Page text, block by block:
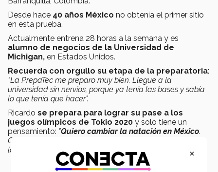
Desde hace 40 años México no obtenía el primer sitio
en esta prueba.
Actualmente entrena 28 horas a la semana y es
alumno de negocios de la Universidad de
Michigan, en Estados Unidos.
Recuerda con orgullo su etapa de la preparatoria:
"La PrepaTec me preparo muy bien. Llegue a la
universidad sin nervios, porque ya tenía las bases y sabía
lo que tenía que hacer".
Ricardo se prepara para lograr su pase a los
juegos olímpicos de Tokio 2020 y solo tiene un
pensamiento: "Quiero cambiar la natación en México.
Quiero que se escuche, que la vean y principalmente que
la gente lo practique"
×